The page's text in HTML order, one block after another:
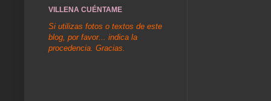
VILLENA CUÉNTAME
Si utilizas fotos o textos de este
blog, por favor... indica la
procedencia. Gracias.